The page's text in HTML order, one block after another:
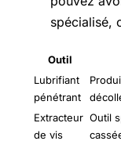
spécialisé,
Outil
Lubrifiant
pénétrant
Extracteur
de vis
Outil